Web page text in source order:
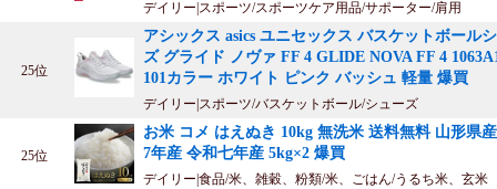
デイリー|スポーツ/スポーツケア用品/サポーター/肩用
25位
アシックス asics ユニセックス バスケットボール
ズ グライド ノヴァ FF 4 GLIDE NOVA FF 4
101カラー ホワイト ピンク バッシュ 軽量 爆買
デイリー|スポーツ/バスケットボール/シューズ
25位
お米 コメ はえぬき 10kg 無洗米 送料無料 山形県
7年産 令和七年産 5kg×2 爆買
デイリー|食品/米、雑穀、粉類/米、ごはん/うるち米、玄米